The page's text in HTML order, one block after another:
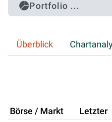
Portfolio ...
Überblick
Börse / Markt Letzter